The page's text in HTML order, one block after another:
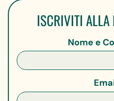
ISCRIVITI ALLA
Nome e